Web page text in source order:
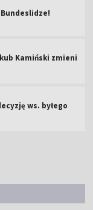
Kamiński zmieni
ws. byłego